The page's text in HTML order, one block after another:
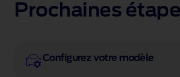
Prochaines
Configurez votre modèle